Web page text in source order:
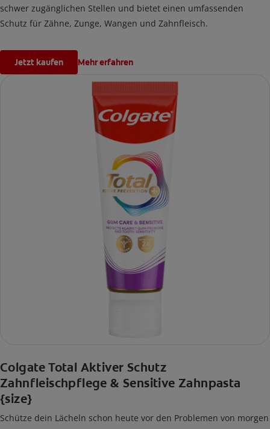
schwer zugänglichen Stellen und bietet einen umfassenden
Schutz für Zähne, Zunge, Wangen und Zahnfleisch.
Jetzt kaufen Mehr erfahren
Colgate Total Aktiver Schutz
Zahnfleischpflege & Sensitive Zahnpasta
{size}
Schütze dein Lächeln schon heute vor den Problemen von morgen